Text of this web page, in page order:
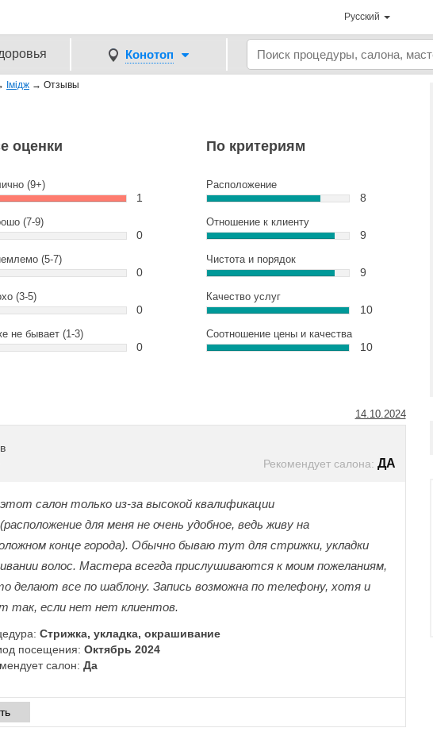
Русский
Конотоп
Імідж → Отзывы
оценки
(9+)
1
(7-9)
0
(5-7)
0
(3-5)
0
не бывает (1-3)
0
По критериям
Расположение
8
Отношение к клиенту
9
Чистота и порядок
9
Качество услуг
10
Соотношение цены и качества
10
14.10.2024
Рекомендует салона: ДА
салон только из-за высокой квалификации
для меня не очень удобное, ведь живу на
конце города). Обычно бываю тут для стрижки, укладки
волос. Мастера всегда прислушиваются к моим пожеланиям,
делают все по шаблону. Запись возможна по телефону, хотя и
так, если нет нет клиентов.
Стрижка, укладка, окрашивание
посещения:Октябрь 2024
салон:Да